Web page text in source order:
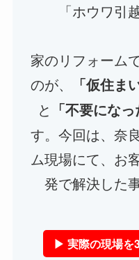
「ホウワ引
家のリフォーム
のが、
「仮住ま
と 「不要にな
す。今回は、奈
ム現場にて、お
発で解決した
▶ 実際の現場を